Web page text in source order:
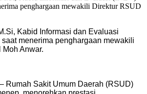
Kabid Informasi dan Evaluasi
menerima penghargaan mewakili
Moh Anwar.
– Rumah Sakit Umum Daerah (RSUD)